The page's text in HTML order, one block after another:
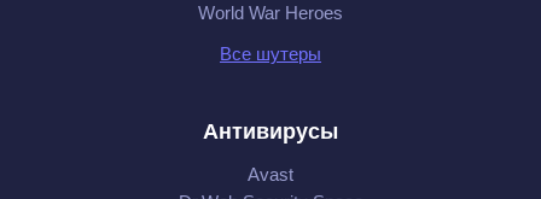
World War Heroes
Все шутеры
Антивирусы
Avast